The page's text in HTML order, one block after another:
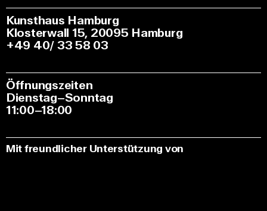
Kunsthaus Hamburg
Klosterwall 15, 20095 Hamburg
+49 40/ 33 58 03
Öffnungszeiten
Dienstag–Sonntag
11:00–18:00
Mit freundlicher Unterstützung von